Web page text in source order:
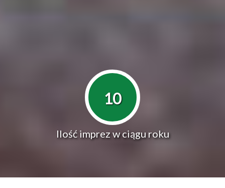
10
Ilość imprez w ciągu roku